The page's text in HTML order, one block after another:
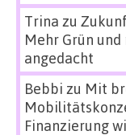
Trina zu
Mehr Grün
angedacht
Bebbi zu Mit
Finanzierung